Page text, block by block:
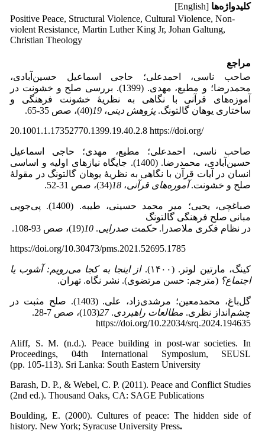
کلیدواژه‌ها [English]
Positive Peace, Structural Violence, Cultural Violence, Non-
violent Resistance, Martin Luther King Jr, Johan Galtung,
Christian Theology
مراجع
صاحب ناسی، احمدعلی؛ حاجی اسماعیل حسین‌آبادی،
محمدرضا؛ و مطیع، مهدی. (1399). بررسی صلح و خشونت در
آموزه‌های قرآنی با نگاهی به نظریۀ خشونت فرهنگی و
ساختاری یوهان گالتونگ.پژوهش دینی، 19(40)، صص 35‑65.
20.1001.1.17352770.1399.19.40.2.8 https://doi.org/
صاحب ناسی، احمدعلی؛ مطیع، مهدی؛ حاجی اسماعیل
حسین‌آبادی، محمدرضا. (1400). جایگاه نیازهای اولیه و اساسی
انسان در آیات قرآن با نگاهی به نظریۀ یوهان گالتونگ در مقولۀ
صلح و خشونت.آمورههای قرآنی، 18(34)، صص 31‑52.
صباغچی، یحیی؛ میر محمد حسینی، طیبه. (1400). پی‌جویی
مبانی صلح فرهنگی گالتونگ
در نظام فکری ملاصدرا. حکمت صدرایی.
10(19)، صص 93‑108.
https://doi.org/10.30473/pms.2021.52695.1785
کینگ، مارتین لوتر. (۱۴۰۰).
از اینجا به کجا می‌رویم: آشوب یا
اجتماع؟ (مترجم: حسن مرتضوی). نشر نگاه. تهران.
گل‌باغ، محمدمعین؛ مرشدی‌زاد، علی. (1403). صلح مثبت در
چشم‌انداز نظری. مطالعات راهبردی.
27(103)، صص 7‑28.
https://doi.org/10.22034/srq.2024.194635
Aliff, S. M. (n.d.). Peace building in post-war societies. In
Proceedings, 04th International Symposium, SEUSL
(pp. 105‑113). Sri Lanka: South Eastern University
Barash, D. P., & Webel, C. P. (2011). Peace and Conflict Studies
(2nd ed.). Thousand Oaks, CA: SAGE Publications
Boulding, E. (2000). Cultures of peace: The hidden side of
history. New York; Syracuse University Press.